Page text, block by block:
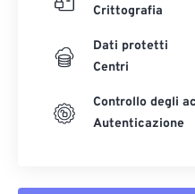
Crittografia
Dati protetti
Centri
Controllo degli
Autenticazione